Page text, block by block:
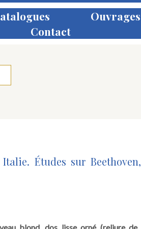
Ouvrages
Contact
Études sur Beethoven,